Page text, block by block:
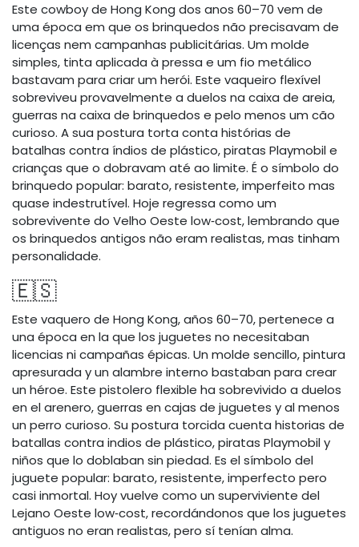
Este cowboy de Hong Kong dos anos 60–70 vem de
uma época em que os brinquedos não precisavam de
licenças nem campanhas publicitárias. Um molde
simples, tinta aplicada à pressa e um fio metálico
bastavam para criar um herói. Este vaqueiro flexível
sobreviveu provavelmente a duelos na caixa de areia,
guerras na caixa de brinquedos e pelo menos um cão
curioso. A sua postura torta conta histórias de
batalhas contra índios de plástico, piratas Playmobil e
crianças que o dobravam até ao limite. É o símbolo do
brinquedo popular: barato, resistente, imperfeito mas
quase indestrutível. Hoje regressa como um
sobrevivente do Velho Oeste low‑cost, lembrando que
os brinquedos antigos não eram realistas, mas tinham
personalidade.
🇪🇸
Este vaquero de Hong Kong, años 60–70, pertenece a
una época en la que los juguetes no necesitaban
licencias ni campañas épicas. Un molde sencillo, pintura
apresurada y un alambre interno bastaban para crear
un héroe. Este pistolero flexible ha sobrevivido a duelos
en el arenero, guerras en cajas de juguetes y al menos
un perro curioso. Su postura torcida cuenta historias de
batallas contra indios de plástico, piratas Playmobil y
niños que lo doblaban sin piedad. Es el símbolo del
juguete popular: barato, resistente, imperfecto pero
casi inmortal. Hoy vuelve como un superviviente del
Lejano Oeste low‑cost, recordándonos que los juguetes
antiguos no eran realistas, pero sí tenían alma.